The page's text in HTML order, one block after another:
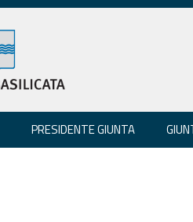
PRESIDENTE GIUNTA